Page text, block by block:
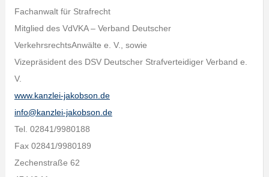
Fachanwalt für Strafrecht
Mitglied des VdVKA – Verband Deutscher
VerkehrsrechtsAnwälte e. V., sowie
Vizepräsident des DSV Deutscher Strafverteidiger Verband e.
V.
www.kanzlei-jakobson.de
info@kanzlei-jakobson.de
Tel. 02841/9980188
Fax 02841/9980189
Zechenstraße 62